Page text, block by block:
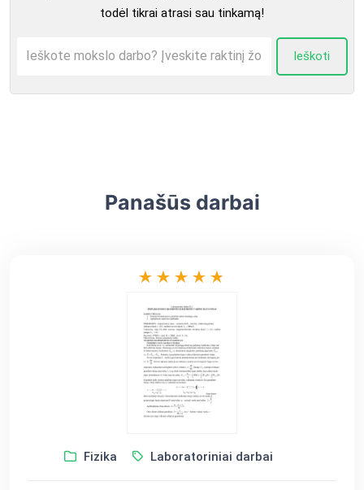
todėl tikrai atrasi sau tinkamą!
Ieškoti
Panašūs darbai
Fizika Laboratoriniai darbai